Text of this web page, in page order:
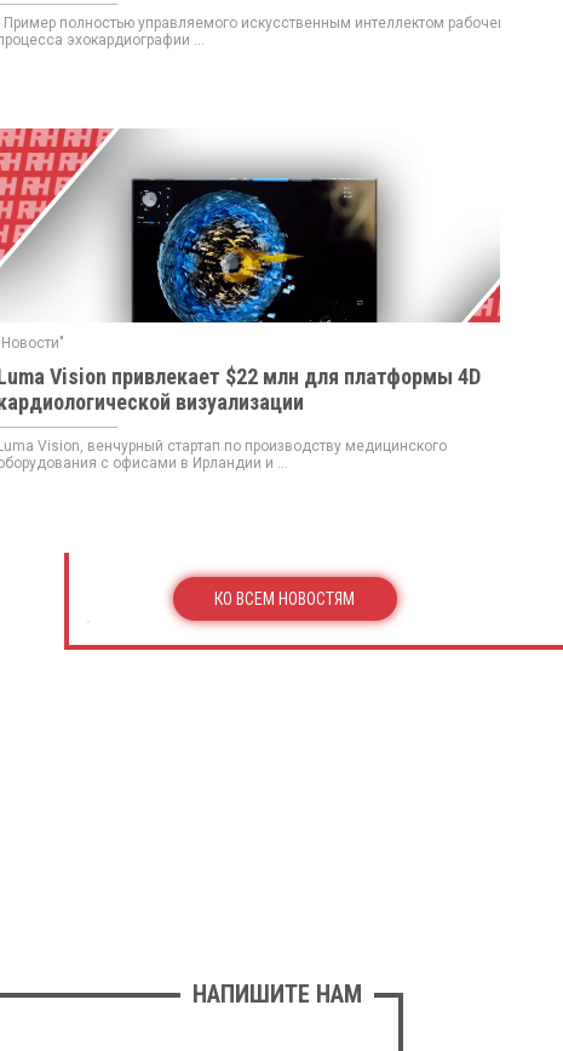
Пример полностью управляемого искусственным интеллектом рабочего
эхокардиографии ...
Vision привлекает $22 млн для платформы 4D
визуализации
Luma Vision, венчурный стартап по производству медицинского
с офисами в Ирландии и ...
КО ВСЕМ НОВОСТЯМ
НАПИШИТЕ НАМ